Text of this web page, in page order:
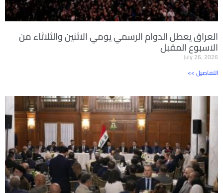
العراق يعطل الدوام الرسمي يومي الاثنين والثلاثاء من
الاسبوع المقبل
July 26, 2026
<< التفاصيل